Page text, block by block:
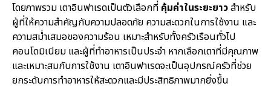
โดยภาพรวม เตาอินฟาเรดเป็นตัวเลือกที่ คุ้มค่าในระยะยาวสำหรับ
ผู้ที่ให้ความสำคัญกับความปลอดภัย ความสะดวกในการใช้งาน และ
ความสม่ำเสมอของความร้อน เหมาะสำหรับทั้งครัวเรือนทั่วไป
คอนโดมิเนียม และผู้ที่ทำอาหารเป็นประจำ หากเลือกเตาที่มีคุณภาพ
และเหมาะสมกับการใช้งาน เตาอินฟาเรดจะเป็นอุปกรณ์ครัวที่ช่วย
ยกระดับการทำอาหารให้สะดวกและมีประสิทธิภาพมากยิ่งขึ้น